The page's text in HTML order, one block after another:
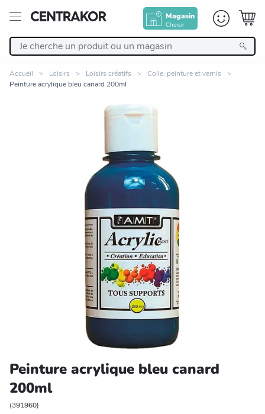
Magasin
Choisir
Linge de maison
Cuisine et art de la table
Salle de bain et beauté
Entretien et rangement
Bricolage et auto
Jardin et plein air
Accueil Loisirs Loisirs créatifs
Colle, peinture et vernis
Peinture acrylique bleu canard 200ml
Peinture acrylique bleu canard
200ml
(391960)